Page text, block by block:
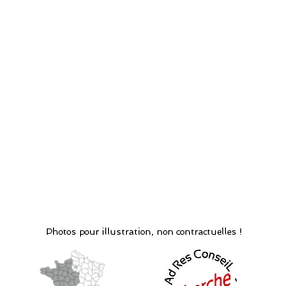
Photos pour illustration, non contractuelles !